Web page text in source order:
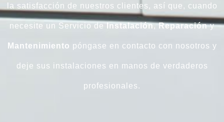
la satisfacción de nuestros clientes, así que, cuando
necesite un Servicio de Instalación,Reparacióny
Mantenimiento póngase en contacto con nosotros y
deje sus instalaciones en manos de verdaderos
profesionales.